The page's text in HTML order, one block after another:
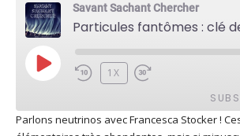
Savant Sachant Chercher
PLAY
EPISODE
1X
Parlons neutrinos avec Francesca Stocker !